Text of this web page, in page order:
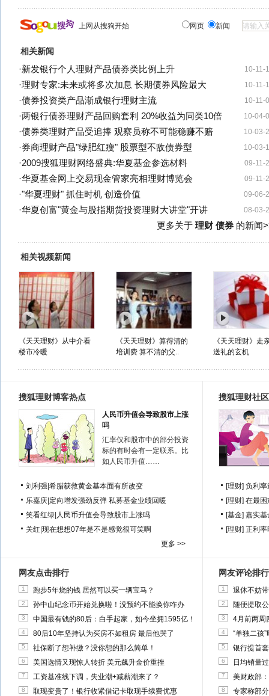
上网从搜狗开始 网页 新闻
相关新闻
10-11-
·新发银行个人理财产品债券类比例上升
10-11-
·理财专家:未来或将多次加息 长期债券风险最大
10-11-
·债券投资类产品渐成银行理财主流
10-04-
·两银行债券理财产品回购套利 20%收益为同类10倍
10-03-
·债券类理财产品受追捧 观察员称不可能稳赚不赔
10-03-
·券商理财产品"绿肥红瘦" 股票型不敌债券型
09-11-
·2009搜狐理财网络盛典:华夏基金参选材料
09-11-
·华夏基金网上交易现金管家亮相理财博览会
09-06-
·"华夏理财" 抓住时机 创造价值
08-03-
·华夏创富"黄金与股指期货投资理财大讲堂"开讲
更多关于 理财 债券的新闻
相关视频新闻
《天天理财》从中介看
楼市冷暖
《天天理财》算得清的
培训费 算不清的父..
《天天理财》走
送礼的玄机
搜狐理财博客热点
人民币升值会导致股市上涨
吗
汇率仅和股市中的部分投资
标的有时会有一定联系。比
如人民币升值……
刘利强 希腊获救黄金基本面有所改变
乐嘉庆 定向增发强劲反弹 私募基金业绩回暖
笑看红绿 人民币升值会导致股市上涨吗
关红 现在想想07年是不是感觉很可笑啊
更多 >>
搜狐理财社
[理财] 负利率
[理财] 在最困
[基金] 嘉实基
[理财] 正利率
网友点击排行
1 跑步5年烧的钱 居然可以买一辆宝马？
2 孙中山纪念币开始兑换啦！没预约不能换你咋办
3 中国最有钱的80后：白手起家，如今坐拥1595亿！
4 80后10年坚持认为买房不如租房 最后他哭了
5 社保断了想补缴？没你想的那么简单！
6 美国选情又现惊人转折 美元飙升金价重挫
7 工资基准线下调，失业潮+减薪潮来了？
8 取现变贵了！银行收紧借记卡取现手续费优惠
网友评论排行
1 退休不妨
2 随便提取
3 4月前两周
4 “单独二孩
5 银行提首
6 日均销量
7 美财政部
8 专家称部